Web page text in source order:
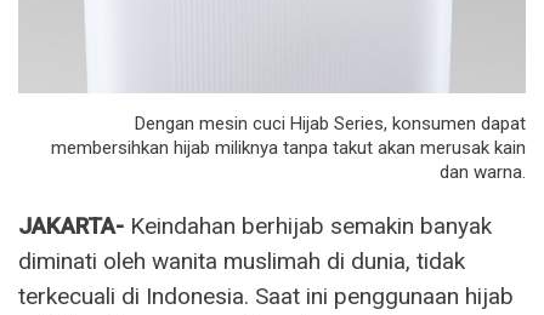
Dengan mesin cuci Hijab Series, konsumen dapat
membersihkan hijab miliknya tanpa takut akan merusak kain
dan warna.
JAKARTA- Keindahan berhijab semakin banyak
diminati oleh wanita muslimah di dunia, tidak
terkecuali di Indonesia. Saat ini penggunaan hijab